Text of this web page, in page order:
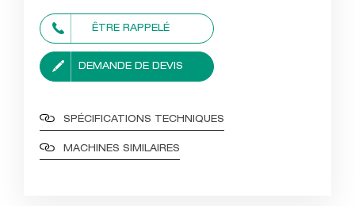
ÊTRE RAPPELÉ
DEMANDE DE DEVIS
SPÉCIFICATIONS TECHNIQUES
MACHINES SIMILAIRES